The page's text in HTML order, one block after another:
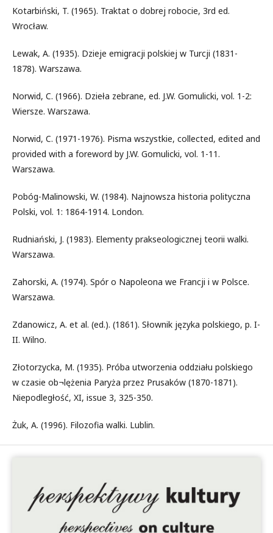
Kotarbiński, T. (1965). Traktat o dobrej robocie, 3rd ed.
Wrocław.
Lewak, A. (1935). Dzieje emigracji polskiej w Turcji (1831-
1878). Warszawa.
Norwid, C. (1966). Dzieła zebrane, ed. J.W. Gomulicki, vol. 1-2:
Wiersze. Warszawa.
Norwid, C. (1971-1976). Pisma wszystkie, collected, edited and
provided with a foreword by J.W. Gomulicki, vol. 1-11.
Warszawa.
Pobóg-Malinowski, W. (1984). Najnowsza historia polityczna
Polski, vol. 1: 1864-1914. London.
Rudniański, J. (1983). Elementy prakseologicznej teorii walki.
Warszawa.
Zahorski, A. (1974). Spór o Napoleona we Francji i w Polsce.
Warszawa.
Zdanowicz, A. et al. (ed.). (1861). Słownik języka polskiego, p. I-
II. Wilno.
Złotorzycka, M. (1935). Próba utworzenia oddziału polskiego
w czasie ob¬lężenia Paryża przez Prusaków (1870-1871).
Niepodległość, XI, issue 3, 325-350.
Żuk, A. (1996). Filozofia walki. Lublin.